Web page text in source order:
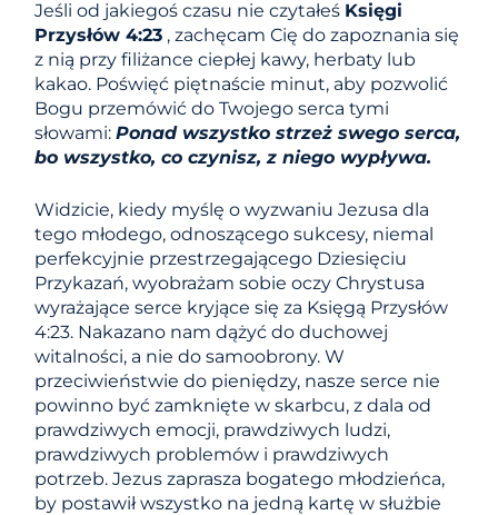
Jeśli od jakiegoś czasu nie czytałeś Księgi
Przysłów 4:23 , zachęcam Cię do zapoznania się
z nią przy filiżance ciepłej kawy, herbaty lub
kakao. Poświęć piętnaście minut, aby pozwolić
Bogu przemówić do Twojego serca tymi
słowami:Ponad wszystko strzeż swego serca,
bo wszystko, co czynisz, z niego wypływa.
Widzicie, kiedy myślę o wyzwaniu Jezusa dla
tego młodego, odnoszącego sukcesy, niemal
perfekcyjnie przestrzegającego Dziesięciu
Przykazań, wyobrażam sobie oczy Chrystusa
wyrażające serce kryjące się za Księgą Przysłów
4:23. Nakazano nam dążyć do duchowej
witalności, a nie do samoobrony. W
przeciwieństwie do pieniędzy, nasze serce nie
powinno być zamknięte w skarbcu, z dala od
prawdziwych emocji, prawdziwych ludzi,
prawdziwych problemów i prawdziwych
potrzeb. Jezus zaprasza bogatego młodzieńca,
by postawił wszystko na jedną kartę w służbie